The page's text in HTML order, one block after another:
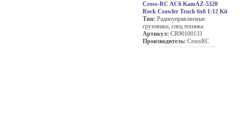
Cross-RC AC6 KamAZ-5320
Rock Crawler Truck 6x6 1:12 Kit
Тип: Радиоуправляемые
грузовики, спец.техника
Артикул: CR90100133
Производитель: CrossRC